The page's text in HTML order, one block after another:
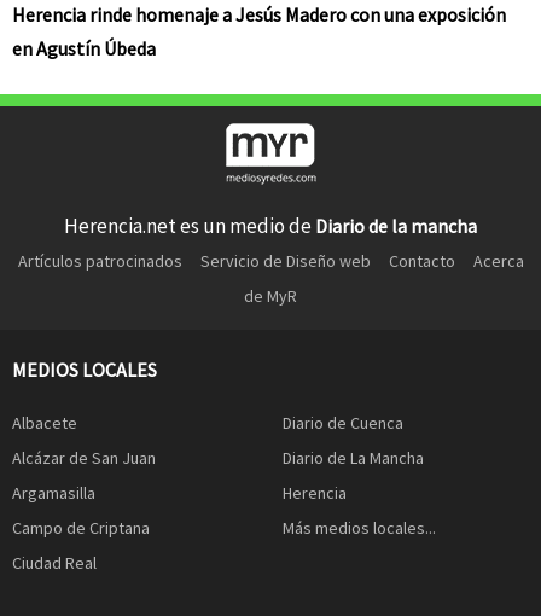
Herencia rinde homenaje a Jesús Madero con una exposición
en Agustín Úbeda
Herencia.net es un medio de Diario de la mancha
Artículos patrocinados Servicio de Diseño web Contacto
Acerca
de MyR
MEDIOS LOCALES
Albacete
Alcázar de San Juan
Argamasilla
Campo de Criptana
Ciudad Real
Diario de Cuenca
Diario de La Mancha
Herencia
Más medios locales...